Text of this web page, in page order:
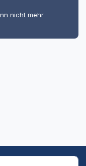
nicht mehr